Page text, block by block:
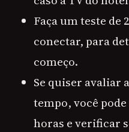
Faça um teste de
conectar, para
começo.
Se quiser avaliar
tempo, você
horas e verificar